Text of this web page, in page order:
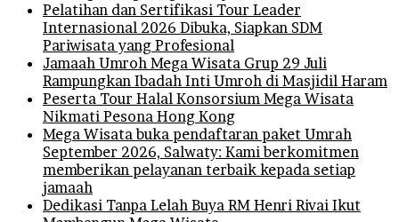
Pelatihan dan Sertifikasi Tour Leader
Internasional 2026 Dibuka, Siapkan SDM
Pariwisata yang Profesional
Jamaah Umroh Mega Wisata Grup 29 Juli
Rampungkan Ibadah Inti Umroh di Masjidil Haram
Peserta Tour Halal Konsorsium Mega Wisata
Nikmati Pesona Hong Kong
Mega Wisata buka pendaftaran paket Umrah
September 2026, Salwaty: Kami berkomitmen
memberikan pelayanan terbaik kepada setiap
jamaah
Dedikasi Tanpa Lelah Buya RM Henri Rivai Ikut